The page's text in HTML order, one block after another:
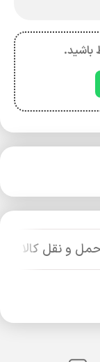
باشید.
حمل و نقل کالا